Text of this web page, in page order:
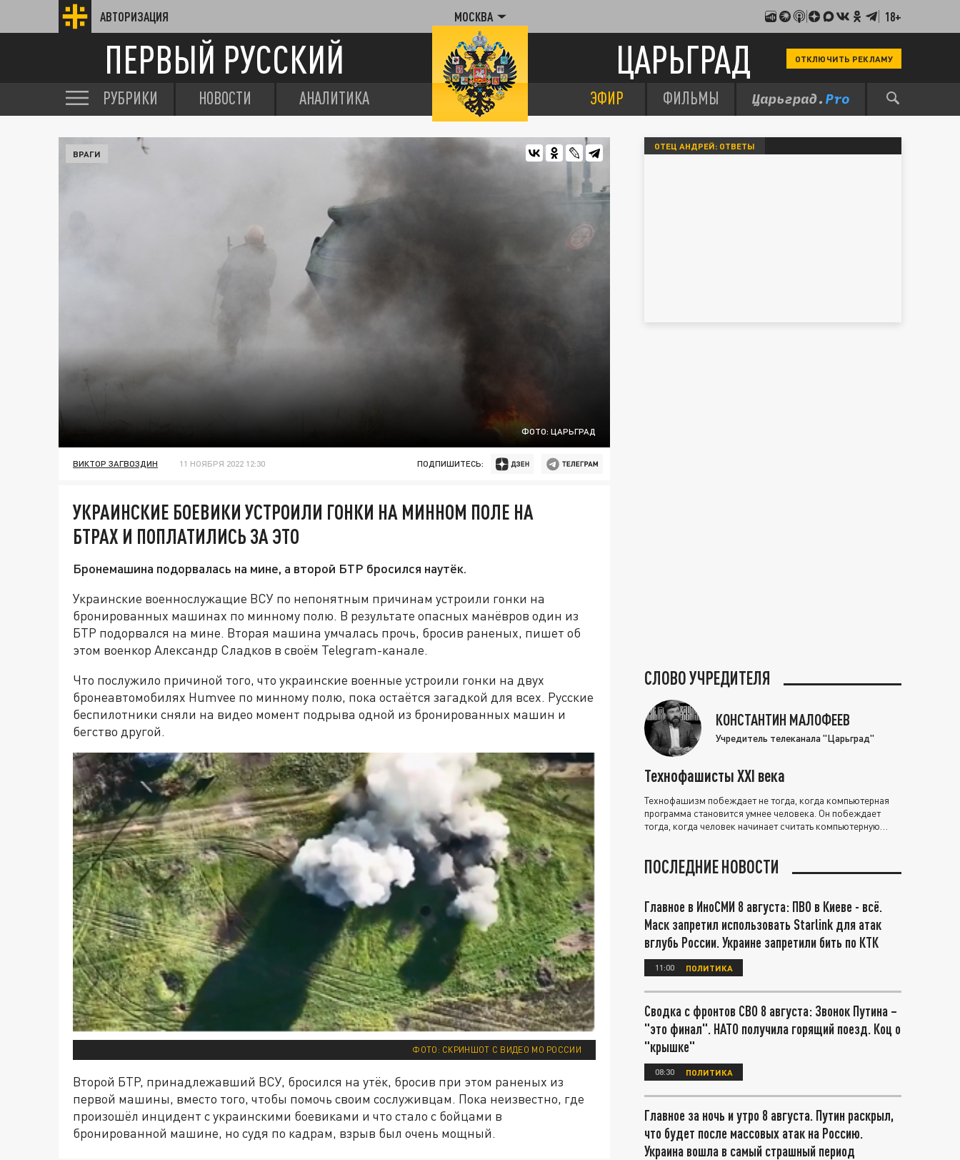
АВТОРИЗАЦИЯ МОСКВА 18+
ПЕРВЫЙ РУССКИЙ ЦАРЬГРАД ОТКЛЮЧИТЬ РЕКЛАМУ
РУБРИКИ НОВОСТИ АНАЛИТИКА ЭФИР ФИЛЬМЫ
ФОТО: ЦАРЬГРАД
ВРАГИ
ВИКТОР ЗАГВОЗДИН 11 НОЯБРЯ 2022 12:30 ПОДПИШИТЕСЬ:
УКРАИНСКИЕ БОЕВИКИ УСТРОИЛИ ГОНКИ НА МИННОМ ПОЛЕ НА
БТРАХ И ПОПЛАТИЛИСЬ ЗА ЭТО
Бронемашина подорвалась на мине, а второй БТР бросился наутёк.
Украинские военнослужащие ВСУ по непонятным причинам устроили гонки на
бронированных машинах по минному полю. В результате опасных манёвров один из
БТР подорвался на мине. Вторая машина умчалась прочь, бросив раненых, пишет об
этом военкор Александр Сладков в своём Telegram-канале.
Что послужило причиной того, что украинские военные устроили гонки на двух
бронеавтомобилях Humvee по минному полю, пока остаётся загадкой для всех. Русские
беспилотники сняли на видео момент подрыва одной из бронированных машин и
бегство другой.
ФОТО: СКРИНШОТ С ВИДЕО МО РОССИИ
Второй БТР, принадлежавший ВСУ, бросился на утёк, бросив при этом раненых из
первой машины, вместо того, чтобы помочь своим сослуживцам. Пока неизвестно, где
произошёл инцидент с украинскими боевиками и что стало с бойцами в
бронированной машине, но судя по кадрам, взрыв был очень мощный.
ОТЕЦ АНДРЕЙ: ОТВЕТЫ
СЛОВО УЧРЕДИТЕЛЯ
КОНСТАНТИН МАЛОФЕЕВ
Учредитель телеканала "Царьград"
Технофашисты XXI века
Технофашизм побеждает не тогда, когда компьютерная
программа становится умнее человека. Он побеждает
тогда, когда человек начинает считать компьютерную
ПОСЛЕДНИЕ НОВОСТИ
Главное в ИноСМИ 8 августа: ПВО в Киеве - всё.
Маск запретил использовать Starlink для атак
вглубь России. Украине запретили бить по КТК
11:00 ПОЛИТИКА
Сводка с фронтов СВО 8 августа: Звонок Путина –
"это финал". НАТО получила горящий поезд. Коц о
"крышке"
08:30 ПОЛИТИКА
Главное за ночь и утро 8 августа. Путин раскрыл,
что будет после массовых атак на Россию.
Украина вошла в самый страшный период